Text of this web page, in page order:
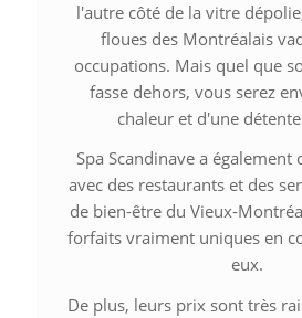
l'autre côté de la vitre
floues des Montréalais
occupations. Mais quel que
fasse dehors, vous serez
chaleur et d'une
Spa Scandinave a également
avec des restaurants et des
de bien-être du Vieux-
forfaits vraiment uniques en
eux.
De plus, leurs prix sont très